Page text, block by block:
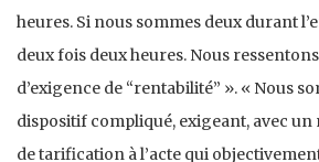
heures. Si nous sommes deux durant
deux fois deux heures. Nous
d’exigence de “rentabilité” ». « Nous
dispositif compliqué, exigeant, avec
de tarification à l’acte qui